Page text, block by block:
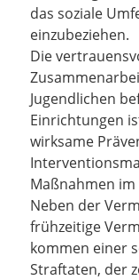
das soziale
einzubeziehen.
Die
Jugendlichen
Einrichtungen
wirksame
Maßnahmen
Neben der
frühzeitige
kommen einer
Straftaten, der